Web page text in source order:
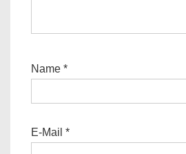
Name *
E-Mail *